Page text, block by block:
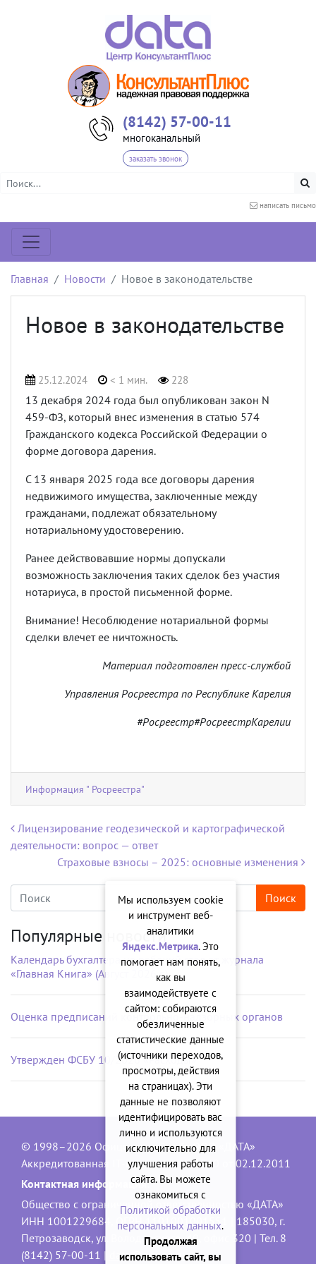
(8142) 57-00-11
многоканальный
заказать звонок
написать письмо
Главная Новости Новое в законодательстве
Новое в законодательстве
25.12.2024 < 1 мин. 228
13 декабря 2024 года был опубликован закон N
459-ФЗ, который внес изменения в статью 574
Гражданского кодекса Российской Федерации о
форме договора дарения.
C 13 января 2025 года все договоры дарения
недвижимого имущества, заключенные между
гражданами, подлежат обязательному
нотариальному удостоверению.
Ранее действовавшие нормы допускали
возможность заключения таких сделок без участия
нотариуса, в простой письменной форме.
Внимание! Несоблюдение нотариальной формы
сделки влечет ее ничтожность.
Материал подготовлен пресс-службой
Управления Росреестра по Республике Карелия
#Росреестр#РосреестрКарелии
Информация " Росреестра"
Навигация по записям
Лицензирование геодезической и картографической
деятельности: вопрос — ответ
Страховые взносы – 2025: основные изменения
Популярные новости
Календарь бухгалтера на рабочий стол от журнала
«Главная Книга» (Август 2026 г.)
Оценка предписаний контрольно-надзорных органов
Утвержден ФСБУ 10/2026 «Расходы»
© 1998–2026 Официальный сайт ООО «ДАТА»
Аккредитованная IT-компания, № 1840 от 02.12.2011
Контактная информация:
Общество с ограниченной ответственностью «ДАТА»
ИНН 1001229684, ОГРН 1101001001551 | 185030, г.
Петрозаводск, ул. Володарского, 40, офис 320 | Тел. 8
(8142) 57-00-11 |
data@onego.ru
Мы используем cookie
и инструмент веб-
аналитики
Яндекс.Метрика. Это
помогает нам понять,
как вы
взаимодействуете с
сайтом: собираются
обезличенные
статистические данные
(источники переходов,
просмотры, действия
на страницах). Эти
данные не позволяют
идентифицировать вас
лично и используются
исключительно для
улучшения работы
сайта. Вы можете
ознакомиться с
Политикой обработки
персональных данных.
Продолжая
использовать сайт, вы